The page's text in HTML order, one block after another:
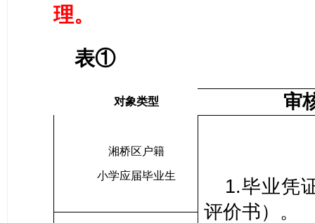
理。
表①
对象类型 审
湘桥区户籍
小学应届毕业生
1.毕业凭
评价书） 。